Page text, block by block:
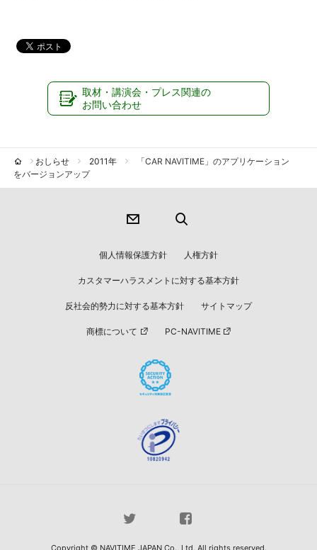
取材・講演会・プレス関連の
お問い合わせ
おしらせ 2011年
「CAR NAVITIME」のアプリケーション
をバージョンアップ
個人情報保護方針 人権方針
カスタマーハラスメントに対する基本方針
反社会的勢力に対する基本方針 サイトマップ
商標について PC-NAVITIME
Copyright © NAVITIME JAPAN Co., Ltd. All rights reserved.